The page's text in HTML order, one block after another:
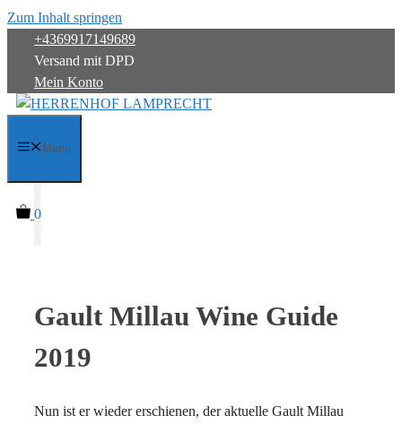
Zum Inhalt springen
+4369917149689
Versand mit DPD
Mein Konto
Menü
0
Gault Millau Wine Guide
2019
Nun ist er wieder erschienen, der aktuelle Gault Millau